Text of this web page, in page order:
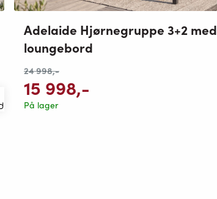
Adelaide Hjørnegruppe 3+2 med
loungebord
24 998,-
15 998,-
På lager